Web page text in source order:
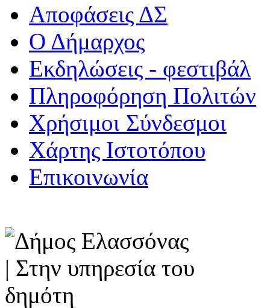
Αποφάσεις ΔΣ
Ο Δήμαρχος
Εκδηλώσεις - φεστιβάλ
Πληροφόρηση Πολιτών
Χρήσιμοι Σύνδεσμοι
Χάρτης Ιστοτόπου
Επικοινωνία